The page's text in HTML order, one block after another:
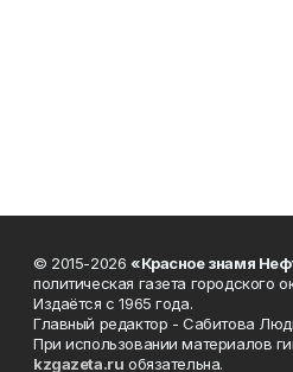
© 2015-2026 «Красное знамя
политическая газета городского
Издаётся с 1965 года.
Главный редактор - Сабитова
При использовании материалов
kzgazeta.ru обязательна.